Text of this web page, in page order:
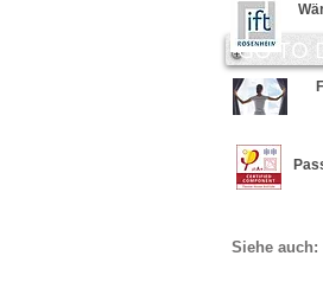
GO TO
Siehe auch: